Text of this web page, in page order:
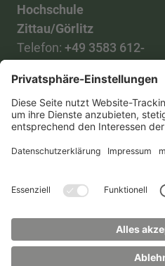
Hochschule
Zittau/Görlitz
Telefon: +49 3583 612-
Mail:info(at)hszg.de
Transparenzgesetz